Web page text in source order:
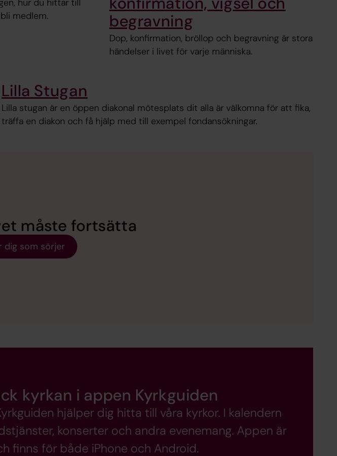
hur du hittar till
medlem.
begravning
Dop, konfirmation, bröllop och begravning är stora
händelser i livet för varje människa.
Lilla Stugan
Lilla stugan är en öppen diakonal mötesplats dit alla är välkomna för att fika,
träffa en diakon och få hjälp med till exempel fondansökningar.
måste fortsätta
dig som sörjer
kyrkan i appen Kyrkguiden
hjälper dig hitta till våra kyrkor. I kalendern
konserter och andra evenemang. Appen är
finns för både iPhone och Android.